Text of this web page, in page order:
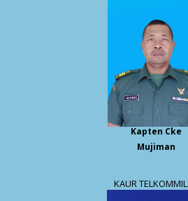
Kapten Cke
Mujiman
KAUR TELKOMMIL